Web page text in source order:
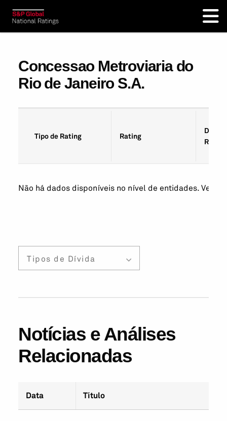
Concessao Metroviaria do
Rio de Janeiro S.A.
Tipo de Rating Rating
Data
Rating
Não há dados disponíveis no nível de entidades. Veja
Tipos de Dívida
Notícias e Análises
Relacionadas
Data Título